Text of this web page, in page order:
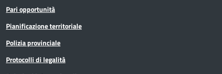
Pari opportunità
Pianificazione territoriale
Polizia provinciale
Protocolli di legalità